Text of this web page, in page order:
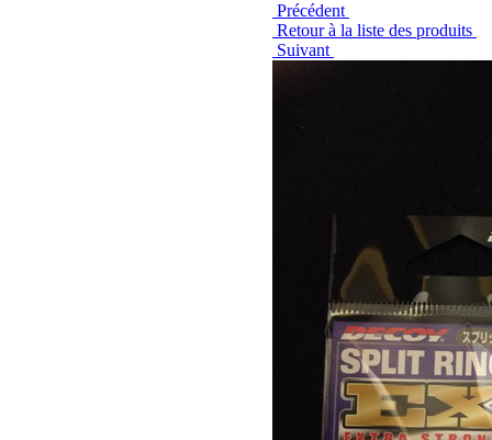
Précédent
Retour à la liste des produits
Suivant